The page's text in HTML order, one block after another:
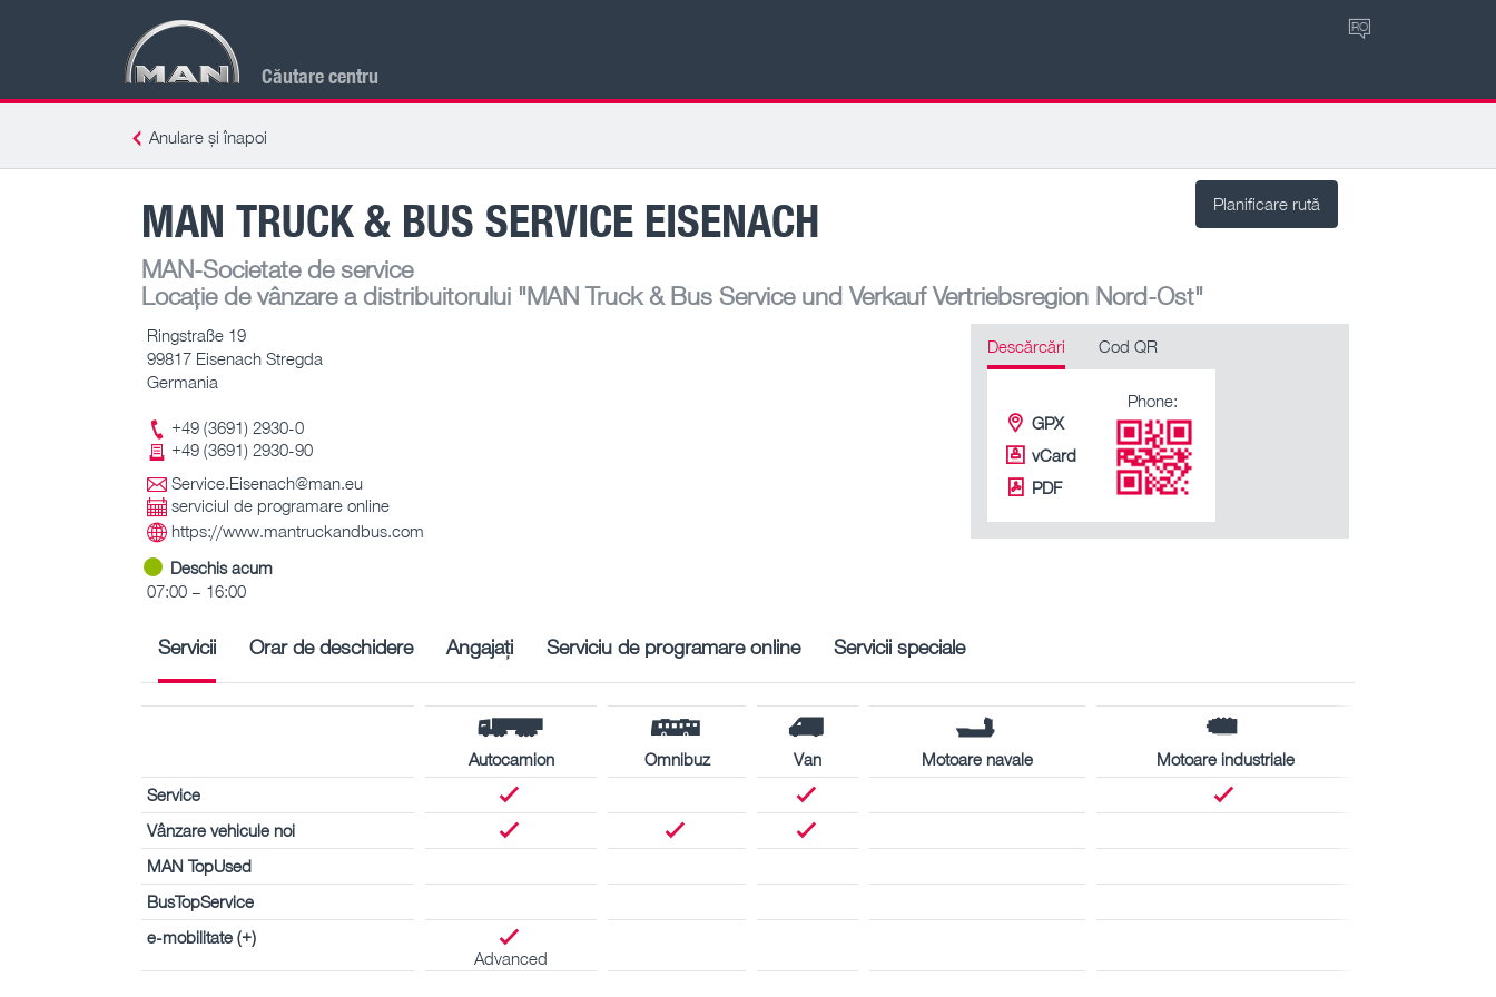
Căutare centru
RO
Anulare și înapoi
Planificare rută
MAN TRUCK & BUS SERVICE EISENACH
MAN-Societate de service
Locație de vânzare a distribuitorului "MAN Truck & Bus Service und Verkauf Vertriebsregion Nord-Ost"
Ringstraße 19
99817 Eisenach Stregda
Germania
+49 (3691) 2930-0
+49 (3691) 2930-90
Service.Eisenach@man.eu
serviciul de programare online
https://www.mantruckandbus.com
Deschis acum
07:00 – 16:00
Descărcări Cod QR
GPX
vCard
PDF
Phone:
Servicii Orar de deschidere Angajați Serviciu de programare online Servicii speciale
Autocamion Omnibuz Van Motoare navale
Motoare industriale
Service
Vânzare vehicule noi
MAN TopUsed
BusTopService
e-mobilitate (+)
Advanced